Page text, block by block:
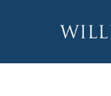
HAUTE JOAILLERIE
ASHOKA JOAILLERIE
HISTOIRE